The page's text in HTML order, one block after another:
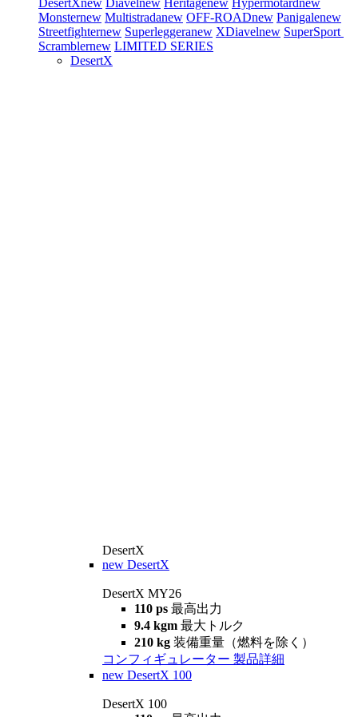
DesertXnew Diavelnew Heritagenew Hypermotardnew
Monsternew Multistradanew OFF-ROADnew Panigalenew
Streetfighternew Superleggeranew XDiavelnew SuperSport
Scramblernew LIMITED SERIES
DesertX
DesertX
new DesertX
DesertX MY26
110 ps 最高出力
9.4 kgm 最大トルク
210 kg 装備重量（燃料を除く）
コンフィギュレーター 製品詳細
new DesertX 100
DesertX 100